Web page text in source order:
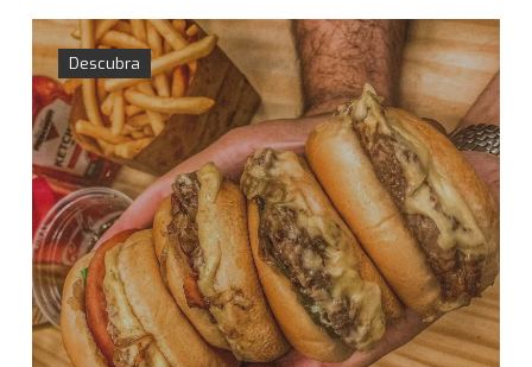
Descubra